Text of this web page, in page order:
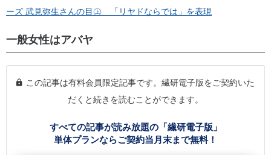
ーズ 武見弥生さんの目㊤ 「リヤドならでは」を表現
一般女性はアバヤ
この記事は有料会員限定記事です。繊研電子版をご契約いた
だくと続きを読むことができます。
すべての記事が読み放題の「繊研電子版」
単体プランならご契約当月末まで無料！